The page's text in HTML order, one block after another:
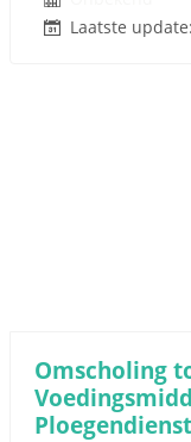
Laatste
Omscholing
Ploegendienst